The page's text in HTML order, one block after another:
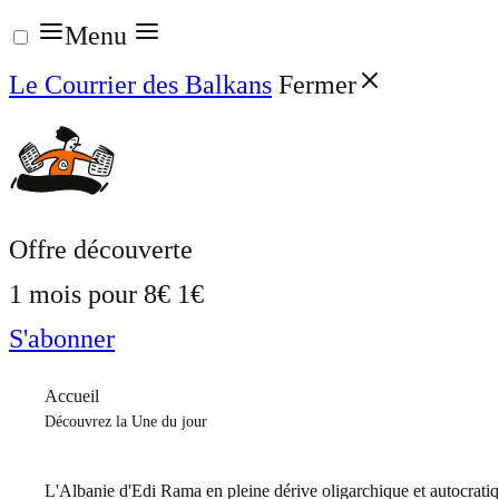
Aller
au
contenu
Menu
Le Courrier des Balkans Fermer
Offre découverte
1 mois pour 8€ 1€
S'abonner
Accueil
Découvrez la Une du jour
L'Albanie d'Edi Rama en pleine dérive oligarchique et